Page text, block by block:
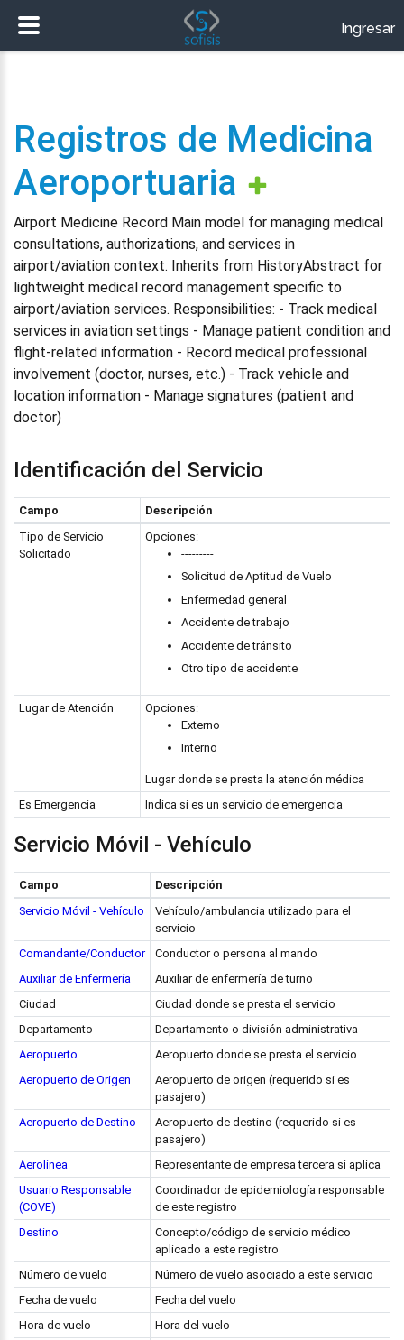
Registros de Medicina
Aeroportuaria
Airport Medicine Record Main model for managing medical
consultations, authorizations, and services in
airport/aviation context. Inherits from HistoryAbstract for
lightweight medical record management specific to
airport/aviation services. Responsibilities: - Track medical
services in aviation settings - Manage patient condition and
flight-related information - Record medical professional
involvement (doctor, nurses, etc.) - Track vehicle and
location information - Manage signatures (patient and
doctor)
Identificación del Servicio
Campo
Descripción
Tipo de Servicio
Solicitado
Opciones:
---------
Solicitud de Aptitud de Vuelo
Enfermedad general
Accidente de trabajo
Accidente de tránsito
Otro tipo de accidente
Lugar de Atención
Opciones:
Externo
Interno
Lugar donde se presta la atención médica
Es Emergencia
Indica si es un servicio de emergencia
Servicio Móvil - Vehículo
Campo
Descripción
Servicio Móvil - Vehículo
Vehículo/ambulancia utilizado para el
servicio
Comandante/Conductor
Conductor o persona al mando
Auxiliar de Enfermería
Auxiliar de enfermería de turno
Ciudad
Ciudad donde se presta el servicio
Departamento
Departamento o división administrativa
Aeropuerto
Aeropuerto donde se presta el servicio
Aeropuerto de Origen
Aeropuerto de origen (requerido si es
pasajero)
Aeropuerto de Destino
Aeropuerto de destino (requerido si es
pasajero)
Aerolinea
Representante de empresa tercera si aplica
Usuario Responsable
(COVE)
Coordinador de epidemiología responsable
de este registro
Destino
Concepto/código de servicio médico
aplicado a este registro
Número de vuelo
Número de vuelo asociado a este servicio
Fecha de vuelo
Fecha del vuelo
Hora de vuelo
Hora del vuelo
Ingresar